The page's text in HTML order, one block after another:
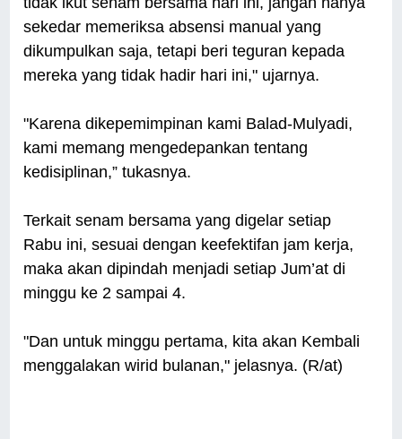
sekedar memeriksa absensi manual yang
dikumpulkan saja, tetapi beri teguran kepada
mereka yang tidak hadir hari ini," ujarnya.
"Karena dikepemimpinan kami Balad-Mulyadi,
kami memang mengedepankan tentang
kedisiplinan,” tukasnya.
Terkait senam bersama yang digelar setiap
Rabu ini, sesuai dengan keefektifan jam kerja,
maka akan dipindah menjadi setiap Jum’at di
minggu ke 2 sampai 4.
"Dan untuk minggu pertama, kita akan Kembali
menggalakan wirid bulanan," jelasnya. (R/at)